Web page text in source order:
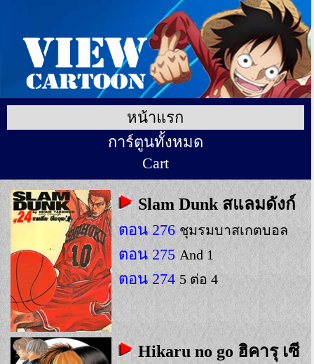
หน้าแรก
การ์ตูนทั้งหมด
Cart
Slam Dunk สแลมดังก์
ตอน 276 ชุมรมบาสเกตบอล
ตอน 275 And 1
ตอน 274 5 ต่อ 4
Hikaru no go ฮิคารุ เซี